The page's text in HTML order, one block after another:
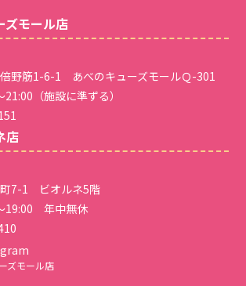
ズモール店
野筋1-6-1 あべのキューズモールＱ-301
（施設に準ずる）
店
町7-1 ビオルネ5階
19:00 年中無休
ズモール店